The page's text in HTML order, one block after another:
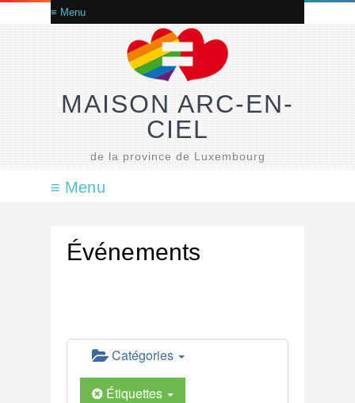
MAISON ARC-EN-
CIEL
de la province de Luxembourg
Événements
Catégories
Étiquettes